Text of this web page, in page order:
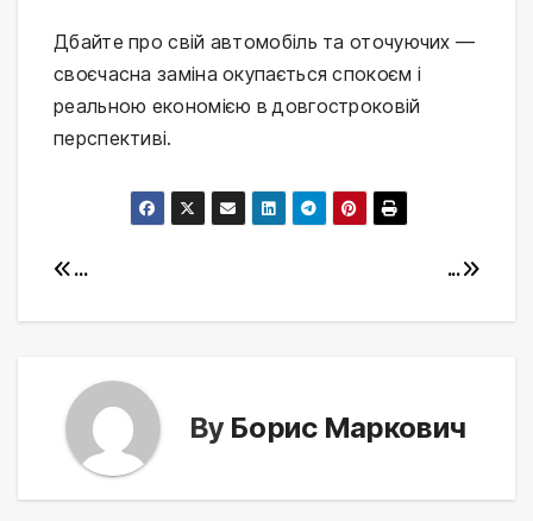
Дбайте про свій автомобіль та оточуючих —
своєчасна заміна окупається спокоєм і
реальною економією в довгостроковій
перспективі.
Post
navigation
...
...
By Борис Маркович